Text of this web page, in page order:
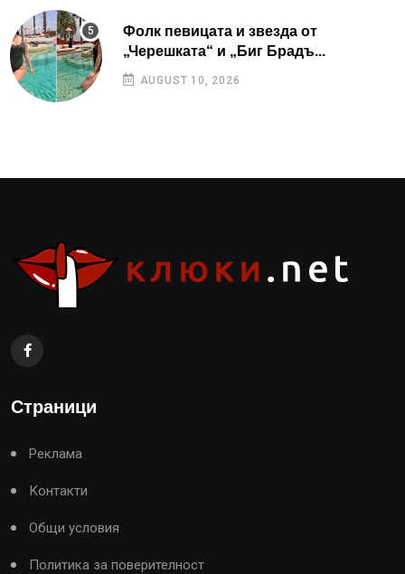
Фолк певицата и звезда от
„Черешката“ и „Биг Брадъ...
AUGUST 10, 2026
Страници
Реклама
Контакти
Общи условия
Политика за поверителност